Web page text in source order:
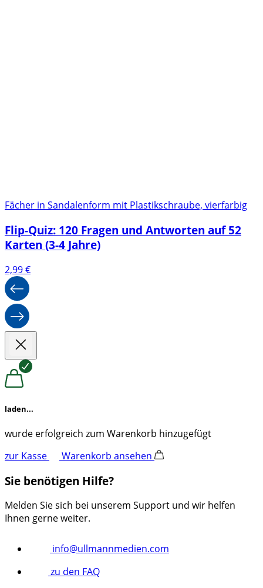
Fächer in Sandalenform mit Plastikschraube, vierfarbig
Flip-Quiz: 120 Fragen und Antworten auf 52
Karten (3-4 Jahre)
2,99€
laden...
wurde erfolgreich zum Warenkorb hinzugefügt
zur Kasse
Warenkorb ansehen
Sie benötigen Hilfe?
Melden Sie sich bei unserem Support und wir helfen
Ihnen gerne weiter.
info@ullmannmedien.com
zu den FAQ